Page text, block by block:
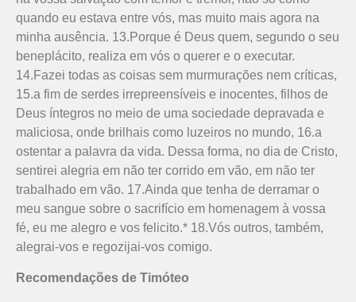
quando eu estava entre vós, mas muito mais agora na
minha ausência. 13.Porque é Deus quem, segundo o seu
beneplácito, realiza em vós o querer e o executar.
14.Fazei todas as coisas sem murmurações nem críticas,
15.a fim de serdes irrepreensíveis e inocentes, filhos de
Deus íntegros no meio de uma sociedade depravada e
maliciosa, onde brilhais como luzeiros no mundo, 16.a
ostentar a palavra da vida. Dessa forma, no dia de Cristo,
sentirei alegria em não ter corrido em vão, em não ter
trabalhado em vão. 17.Ainda que tenha de derramar o
meu sangue sobre o sacrifício em homenagem à vossa
fé, eu me alegro e vos felicito.* 18.Vós outros, também,
alegrai-vos e regozijai-vos comigo.
Recomendações de Timóteo